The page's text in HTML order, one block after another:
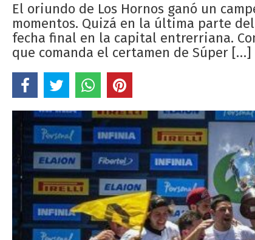
El oriundo de Los Hornos ganó un
momentos. Quizá en la última parte
fecha final en la capital entrerriana.
que comanda el certamen de Súper […]